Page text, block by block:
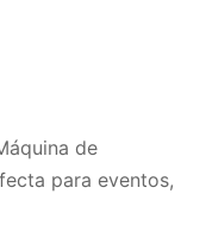
de
para eventos,